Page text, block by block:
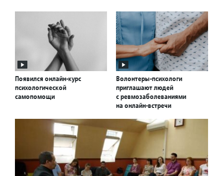
Появился онлайн-курс
психологической
самопомощи
Волонтеры-психологи
приглашают людей
с ревмозаболеваниями
на онлайн-встречи